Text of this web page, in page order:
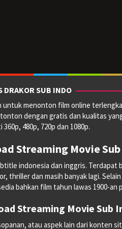
DRAKOR SUB INDO
menonton film online
dengan gratis dan kualitas
480p, 720p dan 1080p.
Streaming Movie Sub
indonesia dan inggris. Terdapat
thriller dan masih banyak lagi.
bahkan film tahun lawas 1900-
Streaming Movie Sub
atau aspek lain dari konten